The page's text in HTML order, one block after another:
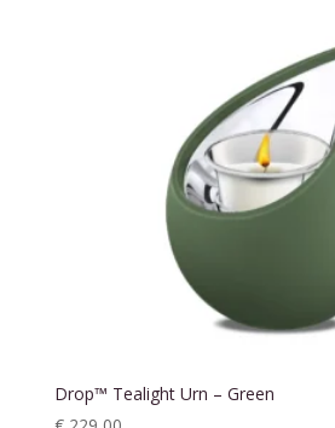
Drop™ Tealight Urn – Green